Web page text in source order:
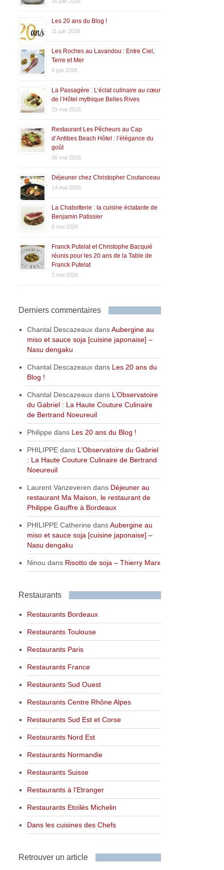
Les 20 ans du Blog !
11 juin 2026
Les Roches au Lavandou : Entre Ciel,
Terre et Mer
4 juin 2026
La Passagère : L’éclat culinaire au cœur
de l’Hôtel mythique Belles Rives
29 mai 2026
Restaurant Les Pêcheurs au Cap
d’Antibes Beach Hôtel : l’élégance du
goût
26 mai 2026
Déjeuner chez Christopher Coutanceau
14 mai 2026
La Chabotterie : la cuisine éclatante de
Benjamin Patissier
8 mai 2026
Franck Putelat et Christophe Bacquié
réunis pour les 20 ans de la Table de
Franck Putelat
3 mai 2026
Derniers commentaires
Chantal Descazeaux dansAubergine au
miso et sauce soja [cuisine japonaise] –
Nasu dengaku
Chantal Descazeaux dans Les 20 ans du
Blog !
Chantal Descazeaux dans L’Observatoire
du Gabriel : La Haute Couture Culinaire
de Bertrand Noeureuil
Philippe dans Les 20 ans du Blog !
PHILIPPE dans L’Observatoire du Gabriel
: La Haute Couture Culinaire de Bertrand
Noeureuil
Laurent Vanzeveren dans Déjeuner au
restaurant Ma Maison, le restaurant de
Philippe Gauffre à Bordeaux
PHILIPPE Catherine dansAubergine au
miso et sauce soja [cuisine japonaise] –
Nasu dengaku
Ninou dans Risotto de soja – Thierry Marx
Restaurants
Restaurants Bordeaux
Restaurants Toulouse
Restaurants Paris
Restaurants France
Restaurants Sud Ouest
Restaurants Centre Rhône Alpes
Restaurants Sud Est et Corse
Restaurants Nord Est
Restaurants Normandie
Restaurants Suisse
Restaurants à l’Etranger
Restaurants Etoilés Michelin
Dans les cuisines des Chefs
Retrouver un article